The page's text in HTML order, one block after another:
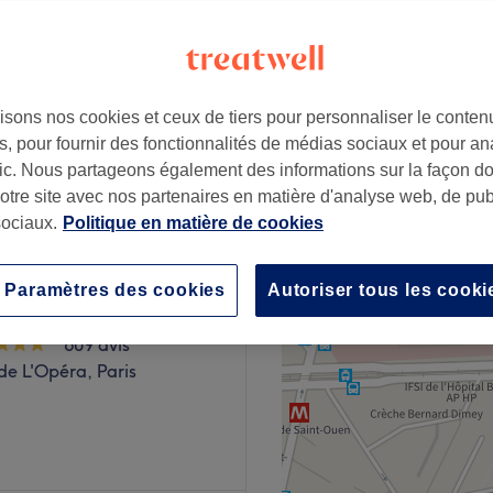
25 €
28 €
sanitaire, un surcoût de
- Paris 2
609 avis
L'Opéra, Paris
nos cookies et ceux de tiers pour personnaliser le
pour fournir des fonctionnalités de médias sociaux et pour
Nous partageons également des informations sur la façon
site avec nos partenaires en matière d'analyse web, de
Politique en matière de cookies
Autoriser tous les
Paramètres des cookies